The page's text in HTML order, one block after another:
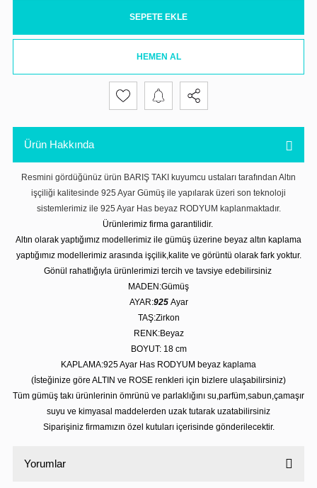
SEPETE EKLE
HEMEN AL
Ürün Hakkında
Resmini gördüğünüz ürün BARIŞ TAKI kuyumcu ustaları tarafından Altın
işçiliği kalitesinde 925 Ayar Gümüş ile yapılarak üzeri son teknoloji
sistemlerimiz ile 925 Ayar Has beyaz RODYUM kaplanmaktadır.
Ürünlerimiz firma garantilidir.
Altın olarak yaptığımız modellerimiz ile gümüş üzerine beyaz altın kaplama
yaptığımız modellerimiz arasında işçilik,kalite ve görüntü olarak fark yoktur.
Gönül rahatlığıyla ürünlerimizi tercih ve tavsiye edebilirsiniz
MADEN:Gümüş
AYAR:925 Ayar
TAŞ:Zirkon
RENK:Beyaz
BOYUT: 18 cm
KAPLAMA:925 Ayar Has RODYUM beyaz kaplama
(İsteğinize göre ALTIN ve ROSE renkleri için bizlere ulaşabilirsiniz)
Tüm gümüş takı ürünlerinin ömrünü ve parlaklığını su,parfüm,sabun,çamaşır
suyu ve kimyasal maddelerden uzak tutarak uzatabilirsiniz
Siparişiniz firmamızın özel kutuları içerisinde gönderilecektir.
Yorumlar